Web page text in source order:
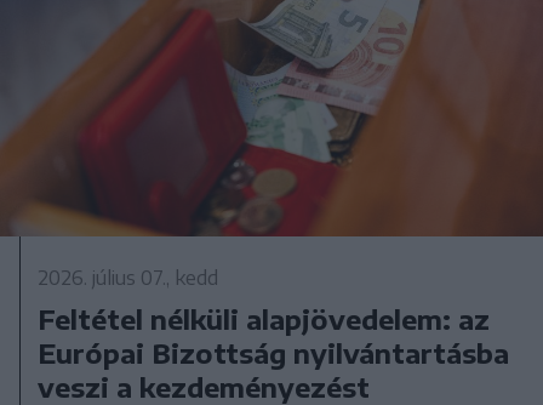
2026. július 07., kedd
Feltétel nélküli alapjövedelem: az
Európai Bizottság nyilvántartásba
veszi a kezdeményezést